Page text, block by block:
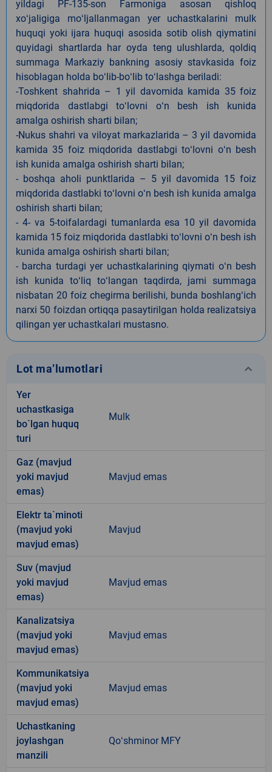
yildagi PF-135-son Farmoniga asosan qishloq
xoʻjaligiga moʻljallanmagan yer uchastkalarini mulk
huquqi yoki ijara huquqi asosida sotib olish qiymatini
quyidagi shartlarda har oyda teng ulushlarda, qoldiq
summaga Markaziy bankning asosiy stavkasida foiz
hisoblagan holda boʻlib-boʻlib toʻlashga beriladi:
-Toshkent shahrida – 1 yil davomida kamida 35 foiz
miqdorida dastlabgi toʻlovni oʻn besh ish kunida
amalga oshirish sharti bilan;
-Nukus shahri va viloyat markazlarida – 3 yil davomida
kamida 35 foiz miqdorida dastlabgi toʻlovni oʻn besh
ish kunida amalga oshirish sharti bilan;
- boshqa aholi punktlarida – 5 yil davomida 15 foiz
miqdorida dastlabki toʻlovni oʻn besh ish kunida amalga
oshirish sharti bilan;
- 4- va 5-toifalardagi tumanlarda esa 10 yil davomida
kamida 15 foiz miqdorida dastlabki toʻlovni oʻn besh ish
kunida amalga oshirish sharti bilan;
- barcha turdagi yer uchastkalarining qiymati oʻn besh
ish kunida toʻliq toʻlangan taqdirda, jami summaga
nisbatan 20 foiz chegirma berilishi, bunda boshlangʻich
narxi 50 foizdan ortiqqa pasaytirilgan holda realizatsiya
qilingan yer uchastkalari mustasno.
Lot ma’lumotlari keyboard_arrow_down
Yer
uchastkasiga
bo`lgan huquq
turi
Mulk
Gaz (mavjud
yoki mavjud
emas)
Mavjud emas
Elektr ta`minoti
(mavjud yoki
mavjud emas)
Mavjud
Suv (mavjud
yoki mavjud
emas)
Mavjud emas
Kanalizatsiya
(mavjud yoki
mavjud emas)
Mavjud emas
Kommunikatsiya
(mavjud yoki
mavjud emas)
Mavjud emas
Uchastkaning
joylashgan
manzili
Qoʻshminor MFY